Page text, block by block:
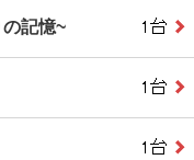
記憶~